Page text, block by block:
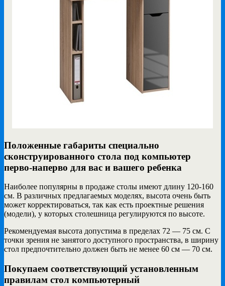
Положенные габариты специально
сконструированного стола под компьютер
перво-наперво для вас и вашего ребенка
Наиболее популярны в продаже столы имеют длину 120-160
см. В различных предлагаемых моделях, высота очень быть
может корректироваться, так как есть проектные решения
(модели), у которых столешница регулируются по высоте.
Рекомендуемая высота допустима в пределах 72 — 75 см. С
точки зрения не занятого доступного пространства, в ширину
стол предпочтительно должен быть не менее 60 см — 70 см.
Покупаем соответствующий установленным
правилам стол компьютерный